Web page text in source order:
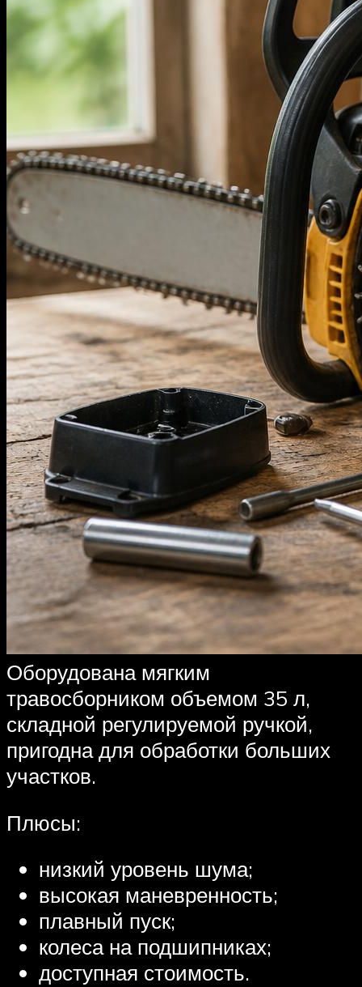
Оборудована мягким
травосборником объемом 35 л,
складной регулируемой ручкой,
пригодна для обработки больших
участков.
Плюсы:
низкий уровень шума;
высокая маневренность;
плавный пуск;
колеса на подшипниках;
доступная стоимость.